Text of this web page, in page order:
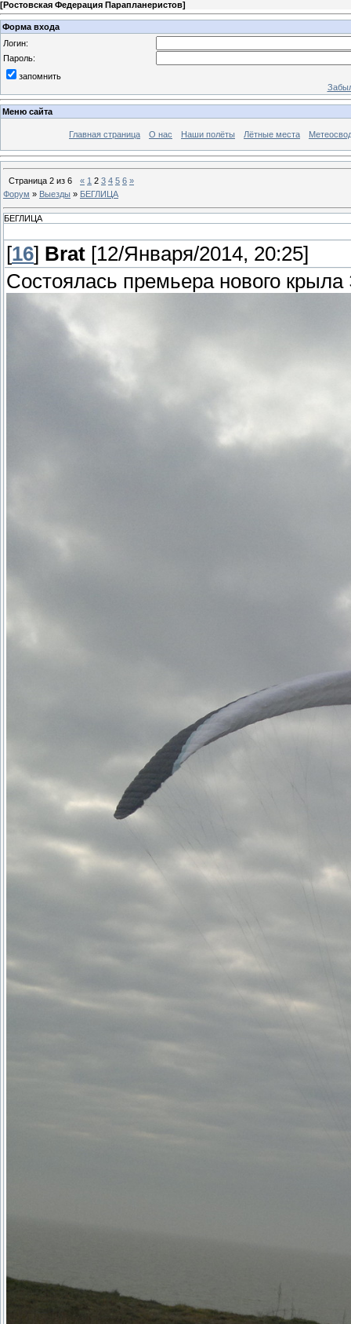
[Ростовская Федерация Парапланеристов]
Форма входа
Логин:
Пароль:
запомнить
Меню сайта
Главная страница О нас Наши полёты Лётные места
Страница 2 из 6 « 1 2 3 4 5 6 »
Форум » Выезды » БЕГЛИЦА
БЕГЛИЦА
[16] Brat [12/Января/2014, 20:25]
Состоялась премьера нового